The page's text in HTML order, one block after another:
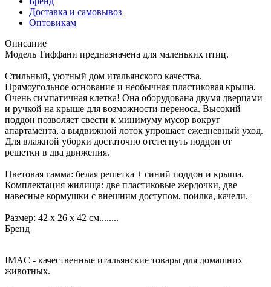
Доставка и самовывоз
Оптовикам
Описание
Модель Тиффани предназначена для маленьких птиц.
Стильный, уютный дом итальянского качества.
Прямоугольное основание и необычная пластиковая крыша.
Очень симпатичная клетка! Она оборудована двумя дверцами
и ручкой на крыше для возможности переноса. Высокий
поддон позволяет свести к минимуму мусор вокруг
апартамента, а выдвижной лоток упрощает ежедневный уход.
Для влажной уборки достаточно отстегнуть поддон от
решетки в два движения.
Цветовая гамма: белая решетка + синий поддон и крыша.
Комплектация жилища: две пластиковые жердочки, две
навесные кормушки с внешним доступом, поилка, качели.
Размер: 42 х 26 х 42 см........
Бренд
IMAC - качественные итальянские товары для домашних
животных.